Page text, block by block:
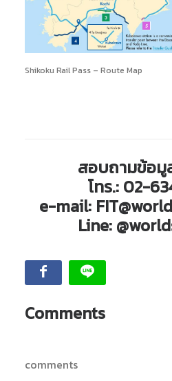
Shikoku Rail Pass – Route Map
สอบถามข้อมู
โทร.: 02-
e-mail:
Line:
Comments
comments